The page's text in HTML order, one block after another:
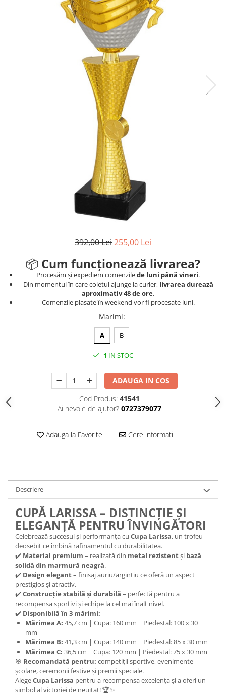
392,00 Lei255,00 Lei
📦 Cum funcționează livrarea?
Procesăm și expediem comenzilede luni până vineri.
Din momentul în care coletul ajunge la curier, livrarea durează
aproximativ 48 de ore.
Comenzile plasate în weekend vor fi procesate luni.
Marimi:
A B
1 IN STOC
ADAUGA IN COS
Cod Produs: 41541
Ai nevoie de ajutor? 0727379077
Adauga la Favorite Cere informatii
Descriere
CUPĂ LARISSA – DISTINCȚIE ȘI
ELEGANȚĂ PENTRU ÎNVINGĂTORI
Celebrează succesul și performanța cu Cupa Larissa, un trofeu
deosebit ce îmbină rafinamentul cu durabilitatea.
✔️ Material premium – realizată din metal rezistentși bază
solidă din marmură neagră.
✔️ Design elegant– finisaj auriu/argintiu ce oferă un aspect
prestigios și atractiv.
✔️Construcție stabilă și durabilă – perfectă pentru a
recompensa sportivi și echipe la cel mai înalt nivel.
✔️ Disponibilă în 3 mărimi:
Mărimea A: 45,7 cm | Cupa: 160 mm | Piedestal: 100 x 30
mm
Mărimea B: 41,3 cm | Cupa: 140 mm | Piedestal: 85 x 30 mm
Mărimea C: 36,5 cm | Cupa: 120 mm | Piedestal: 75 x 30 mm
🎯 Recomandată pentru: competiții sportive, evenimente
școlare, ceremonii festive și premii speciale.
AlegeCupa Larissa pentru a recompensa excelența și a oferi un
simbol al victoriei de neuitat! 🏆✨